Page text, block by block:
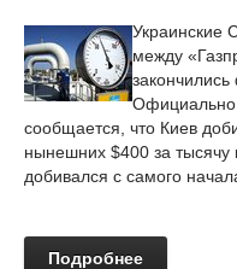
Украинские
между
Официально
сообщается, что Киев
нынешних $400 за тысячу
добивался с самого
Подробнее